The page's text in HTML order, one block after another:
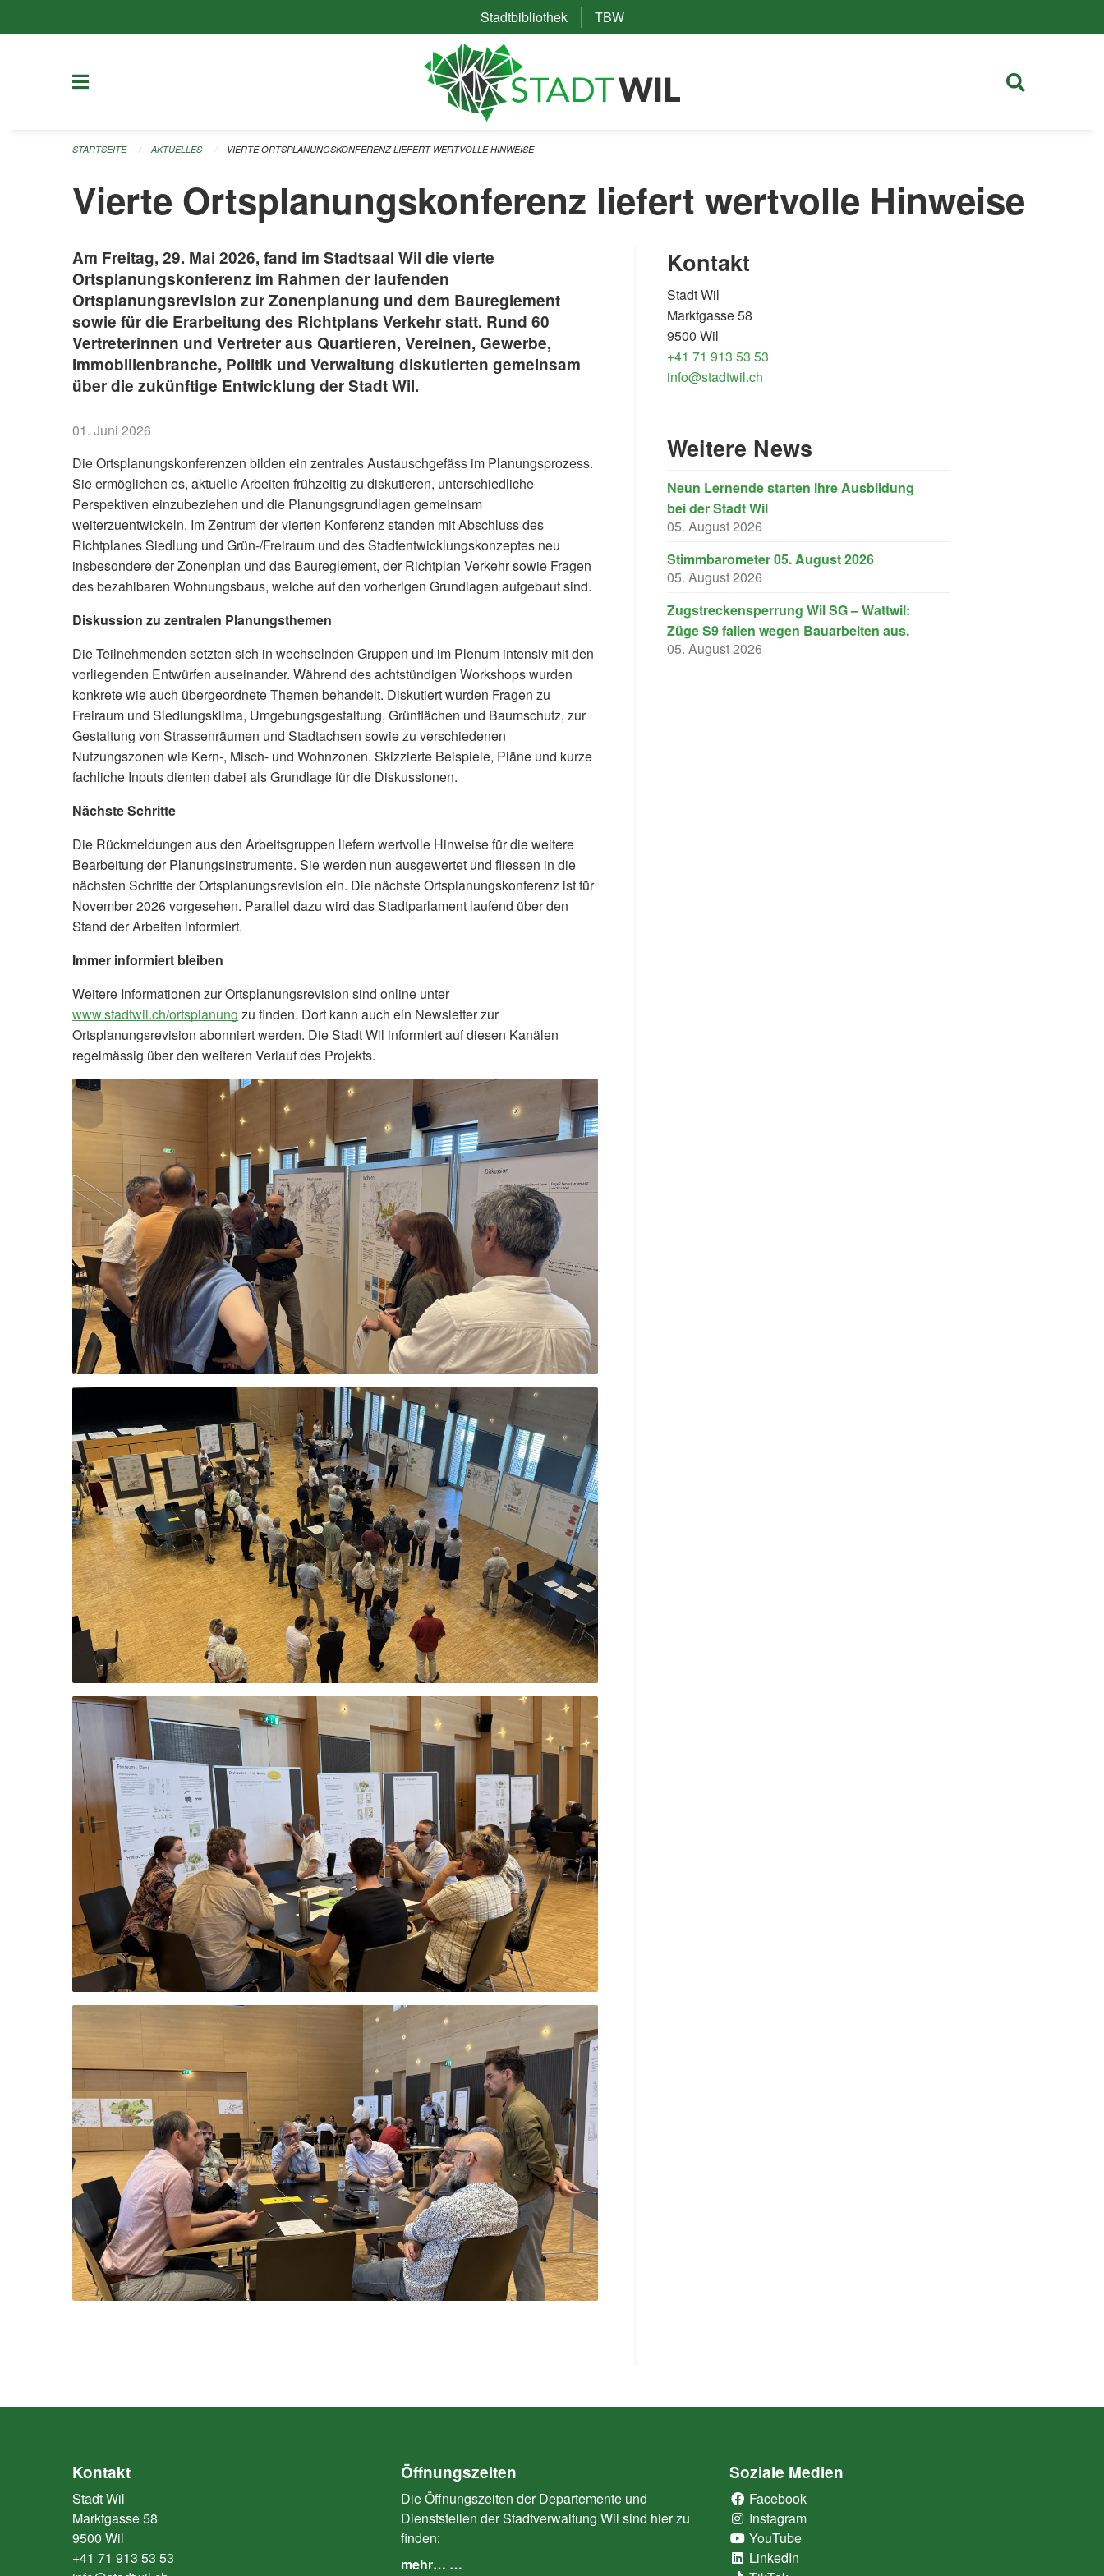
Stadtbibliothek(External Link)
TBW(External Link)
STARTSEITE AKTUELLES VIERTE ORTSPLANUNGSKONFERENZ LIEFERT WERTVOLLE HINWEISE
Vierte Ortsplanungskonferenz liefert wertvolle Hinweise
Am Freitag, 29. Mai 2026, fand im Stadtsaal Wil die vierte
Ortsplanungskonferenz im Rahmen der laufenden
Ortsplanungsrevision zur Zonenplanung und dem Baureglement
sowie für die Erarbeitung des Richtplans Verkehr statt. Rund 60
Vertreterinnen und Vertreter aus Quartieren, Vereinen, Gewerbe,
Immobilienbranche, Politik und Verwaltung diskutierten gemeinsam
über die zukünftige Entwicklung der Stadt Wil.
01. Juni 2026
Die Ortsplanungskonferenzen bilden ein zentrales Austauschgefäss im Planungsprozess.
Sie ermöglichen es, aktuelle Arbeiten frühzeitig zu diskutieren, unterschiedliche
Perspektiven einzubeziehen und die Planungsgrundlagen gemeinsam
weiterzuentwickeln. Im Zentrum der vierten Konferenz standen mit Abschluss des
Richtplanes Siedlung und Grün-/Freiraum und des Stadtentwicklungskonzeptes neu
insbesondere der Zonenplan und das Baureglement, der Richtplan Verkehr sowie Fragen
des bezahlbaren Wohnungsbaus, welche auf den vorherigen Grundlagen aufgebaut sind.
Diskussion zu zentralen Planungsthemen
Die Teilnehmenden setzten sich in wechselnden Gruppen und im Plenum intensiv mit den
vorliegenden Entwürfen auseinander. Während des achtstündigen Workshops wurden
konkrete wie auch übergeordnete Themen behandelt. Diskutiert wurden Fragen zu
Freiraum und Siedlungsklima, Umgebungsgestaltung, Grünflächen und Baumschutz, zur
Gestaltung von Strassenräumen und Stadtachsen sowie zu verschiedenen
Nutzungszonen wie Kern-, Misch- und Wohnzonen. Skizzierte Beispiele, Pläne und kurze
fachliche Inputs dienten dabei als Grundlage für die Diskussionen.
Nächste Schritte
Die Rückmeldungen aus den Arbeitsgruppen liefern wertvolle Hinweise für die weitere
Bearbeitung der Planungsinstrumente. Sie werden nun ausgewertet und fliessen in die
nächsten Schritte der Ortsplanungsrevision ein. Die nächste Ortsplanungskonferenz ist für
November 2026 vorgesehen. Parallel dazu wird das Stadtparlament laufend über den
Stand der Arbeiten informiert.
Immer informiert bleiben
Weitere Informationen zur Ortsplanungsrevision sind online unter
www.stadtwil.ch/ortsplanung zu finden. Dort kann auch ein Newsletter zur
Ortsplanungsrevision abonniert werden. Die Stadt Wil informiert auf diesen Kanälen
regelmässig über den weiteren Verlauf des Projekts.
Kontakt
Stadt Wil
Marktgasse 58
9500 Wil
+41 71 913 53 53
info@stadtwil.ch
Weitere News
Neun Lernende starten ihre Ausbildung
bei der Stadt Wil
05. August 2026
Stimmbarometer 05. August 2026
05. August 2026
Zugstreckensperrung Wil SG – Wattwil:
Züge S9 fallen wegen Bauarbeiten aus.
05. August 2026
Kontakt
Stadt Wil
Marktgasse 58
9500 Wil
+41 71 913 53 53
Öffnungszeiten
Die Öffnungszeiten der Departemente und
Dienststellen der Stadtverwaltung Wil sind hier zu
finden:
mehr… …
Soziale Medien
Facebook
Instagram
YouTube
LinkedIn